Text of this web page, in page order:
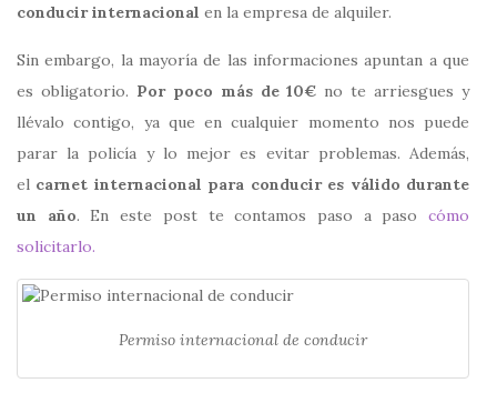
conducir internacional en la empresa de alquiler.
Sin embargo, la mayoría de las informaciones apuntan a que
es obligatorio. Por poco más de 10€ no te arriesgues y
llévalo contigo, ya que en cualquier momento nos puede
parar la policía y lo mejor es evitar problemas. Además,
el carnet internacional para conducir es válido durante
un año. En este post te contamos paso a pasocómo
solicitarlo.
Permiso internacional de conducir